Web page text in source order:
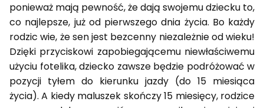
ponieważ mają pewność, że dają swojemu dziecku to,
co najlepsze, już od pierwszego dnia życia. Bo każdy
rodzic wie, że sen jest bezcenny niezależnie od wieku!
Dzięki przyciskowi zapobiegającemu niewłaściwemu
użyciu fotelika, dziecko zawsze będzie podróżować w
pozycji tyłem do kierunku jazdy (do 15 miesiąca
życia). A kiedy maluszek skończy 15 miesięcy, rodzice